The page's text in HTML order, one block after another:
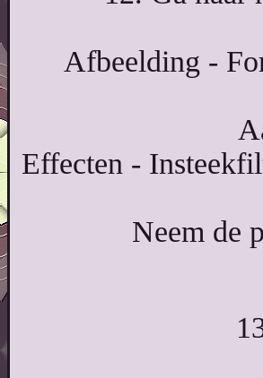
Afbeelding -
Effecten -
Neem de